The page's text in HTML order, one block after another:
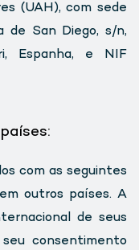
(UAH), com sede
de San Diego, s/n,
Espanha, e NIF
com as seguintes
outros países. A
de seus
consentimento